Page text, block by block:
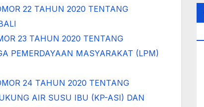
22 TAHUN 2020 TENTANG
23 TAHUN 2020 TENTANG
PEMERDAYAAN MASYARAKAT (LPM)
24 TAHUN 2020 TENTANG
AIR SUSU IBU (KP-ASI) DAN